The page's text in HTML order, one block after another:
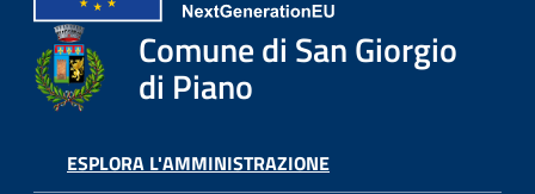
o
Comune di San Giorgio
di Piano
ESPLORA L'AMMINISTRAZIONE